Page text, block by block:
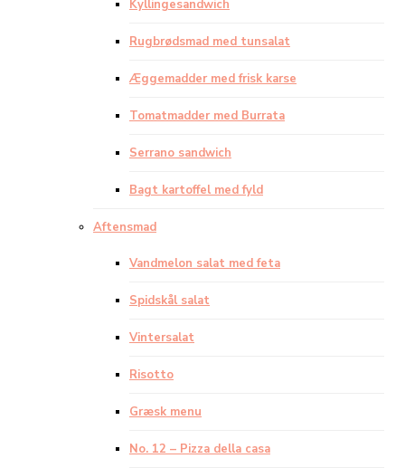
Kyllingesandwich
Rugbrødsmad med tunsalat
Æggemadder med frisk karse
Tomatmadder med Burrata
Serrano sandwich
Bagt kartoffel med fyld
Aftensmad
Vandmelon salat med feta
Spidskål salat
Vintersalat
Risotto
Græsk menu
No. 12 – Pizza della casa